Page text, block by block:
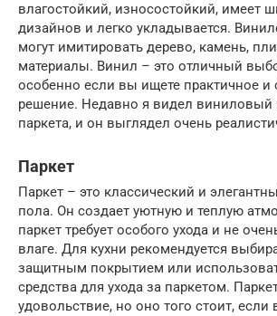
влагостойкий, износостойкий, имеет
дизайнов и легко укладывается.
могут имитировать дерево, камень,
материалы. Винил – это отличный
особенно если вы ищете практичное и
решение. Недавно я видел виниловый
паркета, и он выглядел очень
Паркет
Паркет – это классический и
пола. Он создает уютную и теплую
паркет требует особого ухода и не
влаге. Для кухни рекомендуется
защитным покрытием или
средства для ухода за паркетом.
удовольствие, но оно того стоит, если